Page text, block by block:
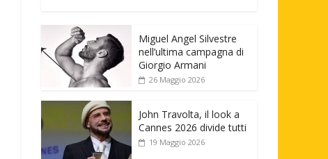
Miguel Angel Silvestre
nell’ultima campagna di
Giorgio Armani
26 Maggio 2026
John Travolta, il look a
Cannes 2026 divide tutti
19 Maggio 2026